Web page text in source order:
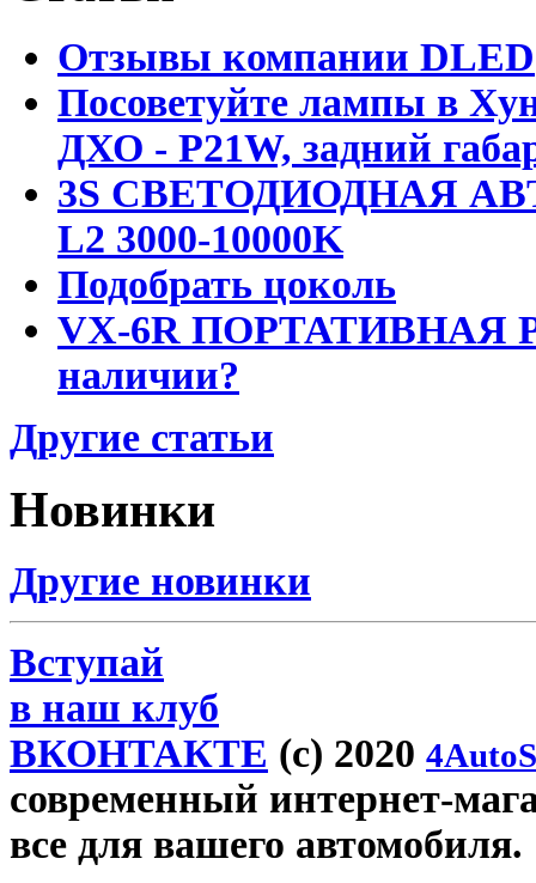
Отзывы компании DLED
Посоветуйте лампы в
ДХО - P21W, задний
3S СВЕТОДИОДНАЯ
L2 3000-10000K
Подобрать цоколь
VX-6R ПОРТАТИВНАЯ
наличии?
Другие статьи
Новинки
Другие новинки
Вступай
в наш клуб
ВКОНТАКТЕ (c) 2020
современный интернет-
все для вашего автомобиля.